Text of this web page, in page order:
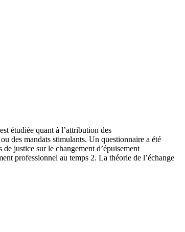
étudiée quant à l’attribution des
des mandats stimulants. Un questionnaire a été
justice sur le changement d’épuisement
professionnel au temps 2. La théorie de l’échange